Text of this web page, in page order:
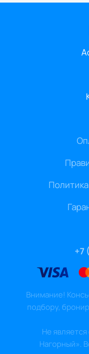
+7
Внимание!
подбору,
Не
Нагорный».